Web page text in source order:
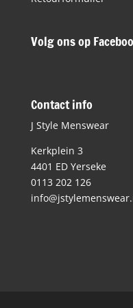
Volg ons op
Contact info
J Style Menswear
Kerkplein 3
4401 ED Yerseke
0113 202 126